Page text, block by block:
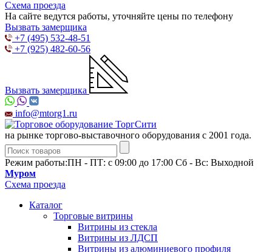
Схема проезда
На сайте ведутся работы, уточняйте цены по телефону
Вызвать замерщика
+7 (495) 532-48-51
+7 (925) 482-60-56
Вызвать замерщика
info@mtorg1.ru
на рынке торгово-выставочного оборудования с 2001 года.
Режим работы:ПН - ПТ: с 09:00 до 17:00 Сб - Вс: Выходной
Муром
Схема проезда
Каталог
Торговые витрины
Витрины из cтекла
Витрины из ЛДСП
Витрины из алюминиевого профиля